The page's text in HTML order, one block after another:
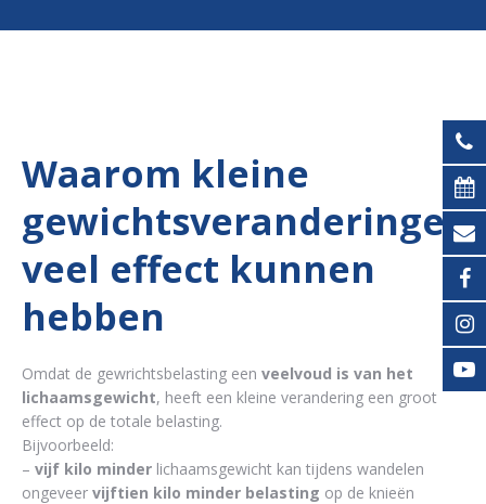
Waarom kleine
gewichtsveranderingen
veel effect kunnen
hebben
Omdat de gewrichtsbelasting een veelvoud is van het
lichaamsgewicht, heeft een kleine verandering een groot
effect op de totale belasting.
Bijvoorbeeld:
– vijf kilo minder lichaamsgewicht kan tijdens wandelen
ongeveer vijftien kilo minder belasting op de knieën